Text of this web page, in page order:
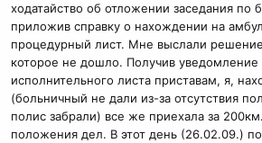
ходатайство об отложении заседания по
приложив справку о нахождении на
процедурный лист. Мне выслали
которое не дошло. Получив уведомление
исполнительного листа приставам, я,
(больничный не дали из-за отсутствия
полис забрали) все же приехала за
положения дел. В этот день (26.02.09.)